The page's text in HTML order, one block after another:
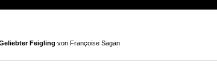
Feigling von Françoise Sagan